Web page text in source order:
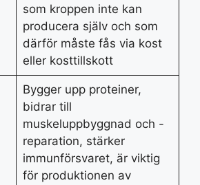
som kroppen inte kan
producera själv och som
därför måste fås via kost
eller kosttillskott
Bygger upp proteiner,
bidrar till
muskeluppbyggnad och -
reparation, stärker
immunförsvaret, är viktig
för produktionen av